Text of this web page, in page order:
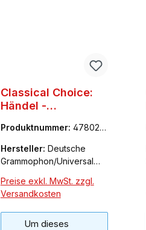
Classical Choice:
Händel -
Produktnummer: 478024
Hersteller: Deutsche
Grammophon/Universal
Preise exkl. MwSt. zzgl.
Versandkosten
Um dieses